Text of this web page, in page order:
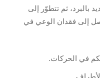
بالبرد، ثم تتطوّر إلى
إلى فقدان الوعي في
في الحركات.